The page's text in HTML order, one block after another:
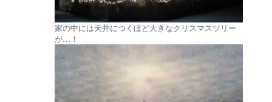
家の中には天井につくほど大きなクリスマスツリー
が…！